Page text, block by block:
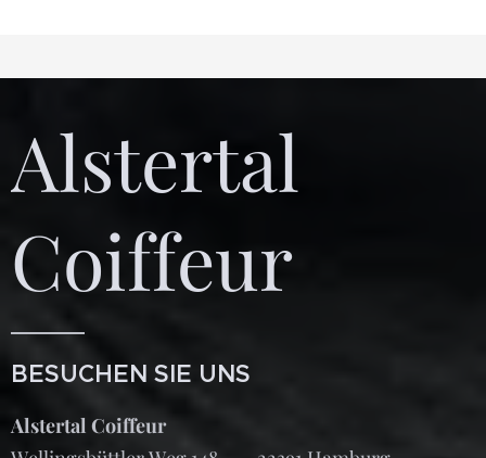
Alstertal
Coiffeur
BESUCHEN SIE UNS
Alstertal Coiffeur